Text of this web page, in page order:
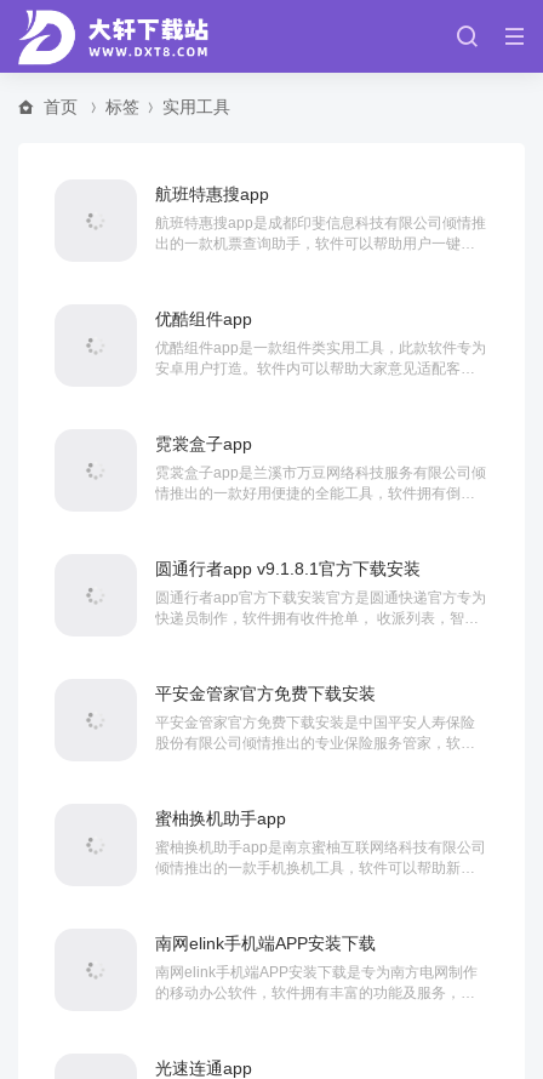
首页 标签 实用工具
航班特惠搜app
航班特惠搜app是成都印斐信息科技有限公司倾情推
出的一款机票查询助手，软件可以帮助用户一键查
优酷组件app
优酷组件app是一款组件类实用工具，此款软件专为
安卓用户打造。软件内可以帮助大家意见适配客栈
霓裳盒子app
霓裳盒子app是兰溪市万豆网络科技服务有限公司倾
情推出的一款好用便捷的全能工具，软件拥有倒计
圆通行者app v9.1.8.1官方下载安装
圆通行者app官方下载安装官方是圆通快递官方专为
快递员制作，软件拥有收件抢单， 收派列表，智能
平安金管家官方免费下载安装
平安金管家官方免费下载安装是中国平安人寿保险
股份有限公司倾情推出的专业保险服务管家，软件
蜜柚换机助手app
蜜柚换机助手app是南京蜜柚互联网络科技有限公司
倾情推出的一款手机换机工具，软件可以帮助新旧
南网elink手机端APP安装下载
南网elink手机端APP安装下载是专为南方电网制作
的移动办公软件，软件拥有丰富的功能及服务，可
光速连通app